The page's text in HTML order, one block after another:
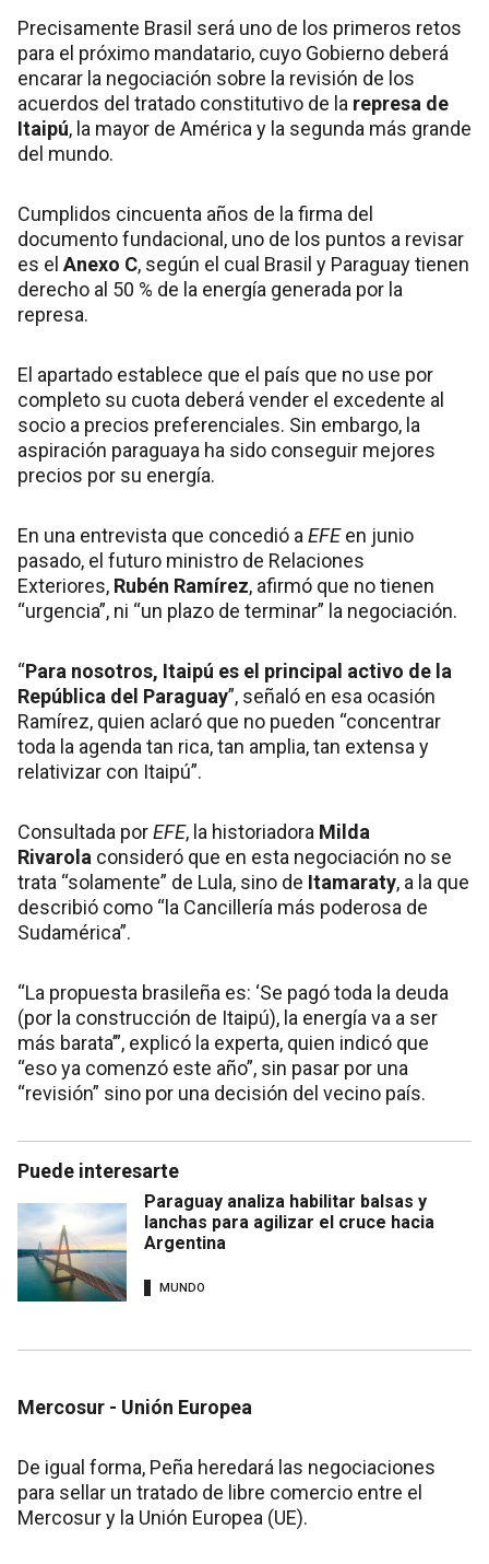
Precisamente Brasil será uno de los primeros retos
para el próximo mandatario, cuyo Gobierno deberá
encarar la negociación sobre la revisión de los
acuerdos del tratado constitutivo de la represa de
Itaipú, la mayor de América y la segunda más grande
del mundo.
Cumplidos cincuenta años de la firma del
documento fundacional, uno de los puntos a revisar
es el Anexo C, según el cual Brasil y Paraguay tienen
derecho al 50 % de la energía generada por la
represa.
El apartado establece que el país que no use por
completo su cuota deberá vender el excedente al
socio a precios preferenciales. Sin embargo, la
aspiración paraguaya ha sido conseguir mejores
precios por su energía.
En una entrevista que concedió a EFEen junio
pasado, el futuro ministro de Relaciones
Exteriores, Rubén Ramírez, afirmó que no tienen
“urgencia”, ni “un plazo de terminar” la negociación.
“Para nosotros, Itaipú es el principal activo de la
República del Paraguay”, señaló en esa ocasión
Ramírez, quien aclaró que no pueden “concentrar
toda la agenda tan rica, tan amplia, tan extensa y
relativizar con Itaipú”.
Consultada porEFE, la historiadora Milda
Rivarola consideró que en esta negociación no se
trata “solamente” de Lula, sino de Itamaraty, a la que
describió como “la Cancillería más poderosa de
Sudamérica”.
“La propuesta brasileña es: ‘Se pagó toda la deuda
(por la construcción de Itaipú), la energía va a ser
más barata’”, explicó la experta, quien indicó que
“eso ya comenzó este año”, sin pasar por una
“revisión” sino por una decisión del vecino país.
Puede interesarte
Paraguay analiza habilitar balsas y
lanchas para agilizar el cruce hacia
Argentina
MUNDO
Mercosur - Unión Europea
De igual forma, Peña heredará las negociaciones
para sellar un tratado de libre comercio entre el
Mercosur y la Unión Europea (UE).